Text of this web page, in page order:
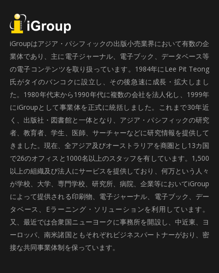
iGroupはアジア・パシフィックの出版小売業界において有数の企
業体であり、主に電子ジャーナル、電子ブック、データベース等
の電子コンテンツを取り扱っています。1984年にLee Pit Teong
氏がタイのバンコクに設立し、その後急速に成長・拡大しまし
た。1980年代末から1990年代に複数の会社を法人化し、1999年
にiGroupとして事業体を正式に統括しました。これまで30年近
く、出版社・図書館と一体となり、アジア・パシフィックの研究
者、教育者、学生、医師、サーチャーなどに研究情報を提供して
きました。現在、全アジア及びオーストラリアを商圏とし13カ国
で26のオフィスと1000名以上のスタッフを有しています。1,500
以上の組織及び法人にサービスを提供しており、何万という人々
が学校、大学、専門学校、研究所、病院、企業等においてiGroup
によって提供される印刷物、電子ジャーナル、電子ブック、デー
タベース、Eラーニング・ソリューションを利用しています。
又、最近では合衆国ニューヨークに事務所を開設し、中近東、ヨ
ーロッパ、南米諸国ともそれぞれビジネスパートナーがおり、密
接な共同事業体制を保っています。